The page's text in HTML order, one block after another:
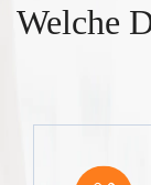
Welche